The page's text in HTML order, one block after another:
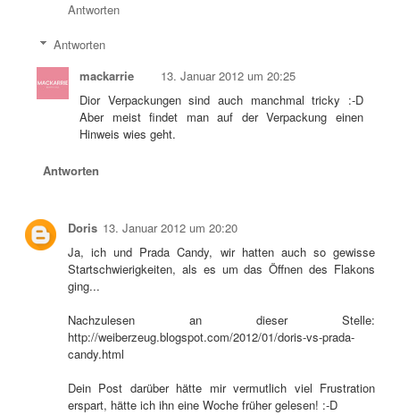
Antworten
Antworten
mackarrie
13. Januar 2012 um 20:25
Dior Verpackungen sind auch manchmal tricky :-D
Aber meist findet man auf der Verpackung einen
Hinweis wies geht.
Antworten
Doris 13. Januar 2012 um 20:20
Ja, ich und Prada Candy, wir hatten auch so gewisse
Startschwierigkeiten, als es um das Öffnen des Flakons
ging...
Nachzulesen an dieser Stelle:
http://weiberzeug.blogspot.com/2012/01/doris-vs-prada-
candy.html
Dein Post darüber hätte mir vermutlich viel Frustration
erspart, hätte ich ihn eine Woche früher gelesen! :-D